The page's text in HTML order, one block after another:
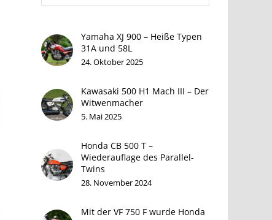
Yamaha XJ 900 – Heiße Typen
31A und 58L
24. Oktober 2025
Kawasaki 500 H1 Mach III – Der
Witwenmacher
5. Mai 2025
Honda CB 500 T –
Wiederauflage des Parallel-
Twins
28. November 2024
Mit der VF 750 F wurde Honda